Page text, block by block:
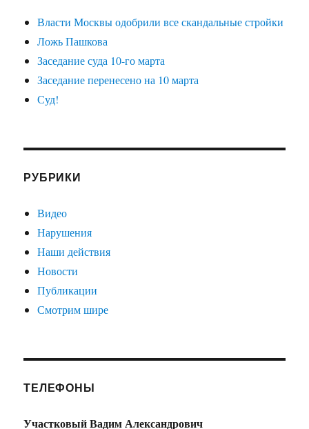
Власти Москвы одобрили все скандальные стройки
Ложь Пашкова
Заседание суда 10-го марта
Заседание перенесено на 10 марта
Суд!
РУБРИКИ
Видео
Нарушения
Наши действия
Новости
Публикации
Смотрим шире
ТЕЛЕФОНЫ
Участковый Вадим Александрович